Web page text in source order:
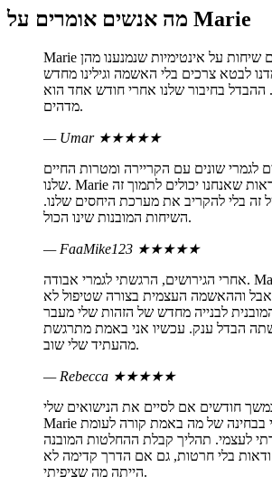
מה אנשים אומרים על Marie
Marie עזרה לנו לקיים שיחות על אינטימיות שנמנענו מהן
לבטא צרכים בלי האשמה וגילינו מחדש
ההבדל בחיבור שלנו אחרי חודש אחד הוא
מדהים.
— Umar ★★★★★
לגמרי שונים עם הקריירה ומטרות החיים
שלנו. Marie עזרה לנו לראות שאנחנו יכולים לתמוך זה
זה בלי להקריב את מערכת היחסים שלנו.
השיחות המובנות שינו הכול.
— FaaMike123 ★★★★★
אחרי הגירושים, הרגשתי לגמרי אבודה. Marie עזרה לי
וההאשמה העצמית בצורה שטיפול לא
לבנייה מחדש של הזהות שלי מעבר
הבדל ענק. עכשיו אני באמת מתרגשת
מהעתיד שלי שוב.
— Rebecca ★★★★★
חודשים אם לסיים את הנישואים שלי.
Marie הדריכה אותי בבחינה של מה באמת קורה לעומת
לעצמי. תהליך קבלת ההחלטות המובנה
ודאות בלי חרטות, גם אם הדרך קדימה לא
הייתה מה שציפיתי.